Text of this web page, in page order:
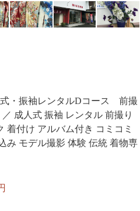
・振袖レンタルDコース 前撮
成人式 振袖 レンタル 前撮り
着付け アルバム付き コミコミ
み モデル撮影 体験 伝統 着物専